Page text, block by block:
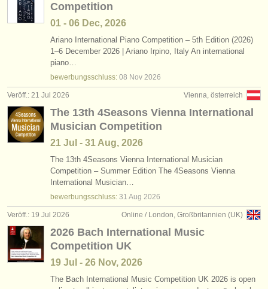
Competition
01 - 06 Dec, 2026
Ariano International Piano Competition – 5th Edition (2026)
1–6 December 2026 | Ariano Irpino, Italy An international
piano…
bewerbungsschluss: 08 Nov 2026
Vienna, österreich
Veröff.: 21 Jul 2026
The 13th 4Seasons Vienna International
Musician Competition
21 Jul - 31 Aug, 2026
The 13th 4Seasons Vienna International Musician
Competition – Summer Edition The 4Seasons Vienna
International Musician…
bewerbungsschluss: 31 Aug 2026
Online / London, Großbritannien (UK)
Veröff.: 19 Jul 2026
2026 Bach International Music
Competition UK
19 Jul - 26 Nov, 2026
The Bach International Music Competition UK 2026 is open